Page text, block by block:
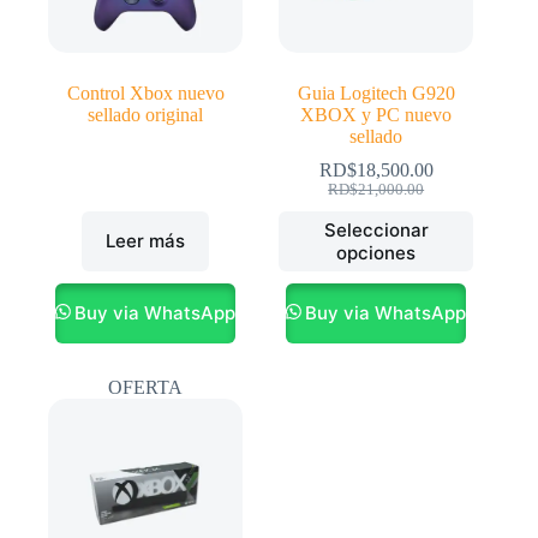
Control Xbox nuevo
sellado original
Leer más
Buy via WhatsApp
Guia Logitech G920
XBOX y PC nuevo
sellado
RD$21,000.00
El
original
era:
RD$18,500.00
El
actual
es:
Seleccionar
opciones
Este
producto
tiene
múltiples
variantes.
opciones
Buy via WhatsApp
OFERTA